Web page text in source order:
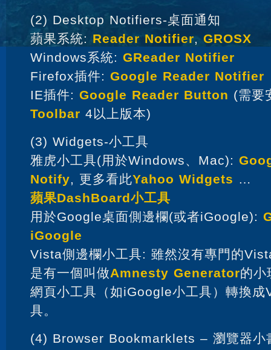
(2) Desktop Notifiers-桌面通知
蘋果系統: Reader Notifier, GROSX
Windows系統: GReader Notifier
Firefox插件: Google Reader Notifier
IE插件: Google Reader Button (需要
Toolbar 4以上版本)
(3) Widgets-小工具
雅虎小工具(用於Windows、Mac):
Notify, 更多看此Yahoo Widgets …
蘋果DashBoard小工具
用於Google桌面側邊欄(或者iGoogle):
iGoogle
Vista側邊欄小工具: 雖然沒有專門的
是有一個叫做Amnesty Generator的小
網頁小工具（如iGoogle小工具）轉換
具。
(4) Browser Bookmarklets – 瀏覽器小